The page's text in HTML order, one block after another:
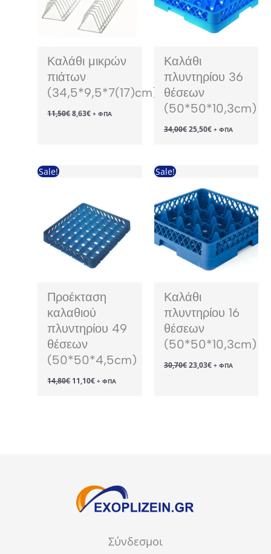
Καλάθι μικρών
πιάτων
(34,5*9,5*7(17)cm)
11,50€Original
price
8,63€Η+ ΦΠΑ
Καλάθι
πλυντηρίου 36
θέσεων
(50*50*10,3cm)
34,00€Original
price
25,50€Η+ ΦΠΑ
Sale!
Προέκταση
καλαθιού
πλυντηρίου 49
θέσεων
(50*50*4,5cm)
14,80€ Original
price
11,10€Η+ ΦΠΑ
Sale!
Καλάθι
πλυντηρίου 16
θέσεων
(50*50*10,3cm)
30,70€Original
price
23,03€Η+ ΦΠΑ
Σύνδεσμοι